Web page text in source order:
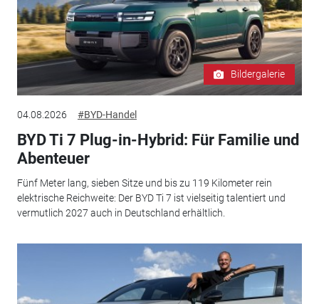
Bildergalerie
04.08.2026 #BYD-Handel
BYD Ti 7 Plug-in-Hybrid: Für Familie und
Abenteuer
Fünf Meter lang, sieben Sitze und bis zu 119 Kilometer rein
elektrische Reichweite: Der BYD Ti 7 ist vielseitig talentiert und
vermutlich 2027 auch in Deutschland erhältlich.